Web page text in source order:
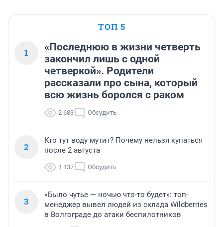
ТОП 5
1
«Последнюю в жизни четверть
закончил лишь с одной
четверкой». Родители
рассказали про сына, который
всю жизнь боролся с раком
2 683 Обсудить
2
Кто тут воду мутит? Почему нельзя купаться
после 2 августа
1 137 Обсудить
3
«Было чутье — ночью что-то будет»: топ-
менеджер вывел людей из склада Wildberries
в Волгограде до атаки беспилотников